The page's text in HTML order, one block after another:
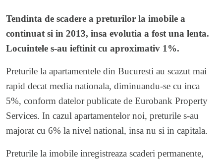
Tendinta de scadere a preturilor la imobile a
continuat si in 2013, insa evolutia a fost una lenta.
Locuintele s-au ieftinit cu aproximativ 1%.
Preturile la apartamentele din Bucuresti au scazut mai
rapid decat media nationala, diminuandu-se cu inca
5%, conform datelor publicate de Eurobank Property
Services. In cazul apartamentelor noi, preturile s-au
majorat cu 6% la nivel national, insa nu si in capitala.
Preturile la imobile inregistreaza scaderi permanente,